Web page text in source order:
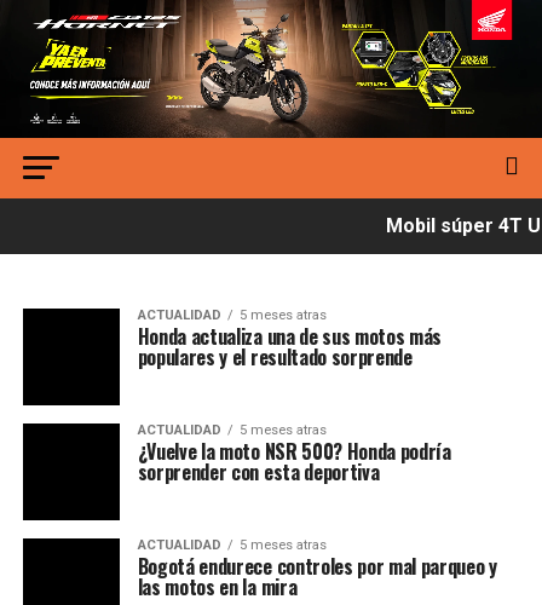
Mobil súper 4T
ACTUALIDAD 5 meses atras
Honda actualiza una de sus motos más
populares y el resultado sorprende
ACTUALIDAD 5 meses atras
¿Vuelve la moto NSR 500? Honda podría
sorprender con esta deportiva
ACTUALIDAD 5 meses atras
Bogotá endurece controles por mal parqueo y
las motos en la mira